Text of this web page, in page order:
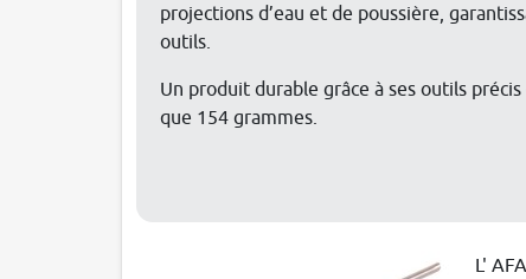
projections d’eau et de poussière,
outils.
Un produit durable grâce à ses outils
que 154 grammes.
L'